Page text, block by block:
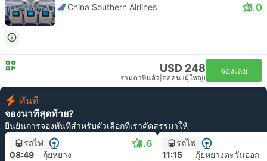
China Southern Airlines 5.0
USD 248
รวมภาษีแล้ว ต่อคน (ผู้ใหญ่)
จองเลย
ทันที
จองนาทีสุดท้าย?
ยืนยันการจองทันทีสำหรับตัวเลือกที่เราคัดสรรมาให้
รถไฟ
4.6
08:49 กุ้ยหยาง
รถไฟ
11:15
กุ้ยหยางตะวันออก